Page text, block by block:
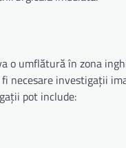
o umflătură în zona
necesare investigații
pot include: